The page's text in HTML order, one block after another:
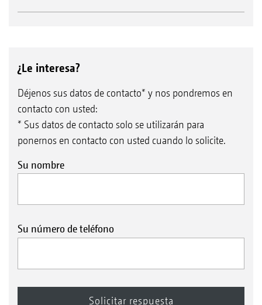
¿Le interesa?
Déjenos sus datos de contacto* y nos pondremos en
contacto con usted:
* Sus datos de contacto solo se utilizarán para
ponernos en contacto con usted cuando lo solicite.
Su nombre
Su número de teléfono